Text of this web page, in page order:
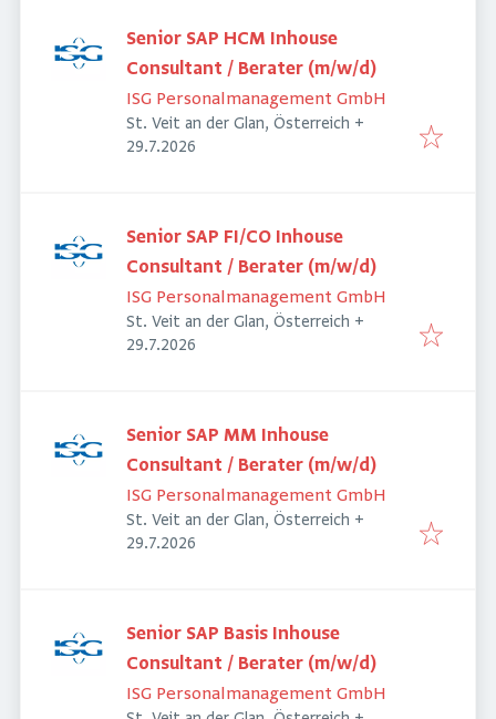
Senior SAP HCM Inhouse
Consultant / Berater (m/w/d)
ISG Personalmanagement GmbH
St. Veit an der Glan, Österreich +
Veröffentlicht
29.7.2026
Senior SAP FI/CO Inhouse
Consultant / Berater (m/w/d)
ISG Personalmanagement GmbH
St. Veit an der Glan, Österreich +
Veröffentlicht
29.7.2026
Senior SAP MM Inhouse
Consultant / Berater (m/w/d)
ISG Personalmanagement GmbH
St. Veit an der Glan, Österreich +
Veröffentlicht
29.7.2026
Senior SAP Basis Inhouse
Consultant / Berater (m/w/d)
ISG Personalmanagement GmbH